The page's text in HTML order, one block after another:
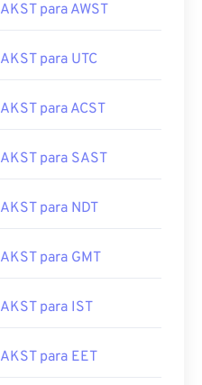
AKST para AWST
AKST para UTC
AKST para ACST
AKST para SAST
AKST para NDT
AKST para GMT
AKST para IST
AKST para EET